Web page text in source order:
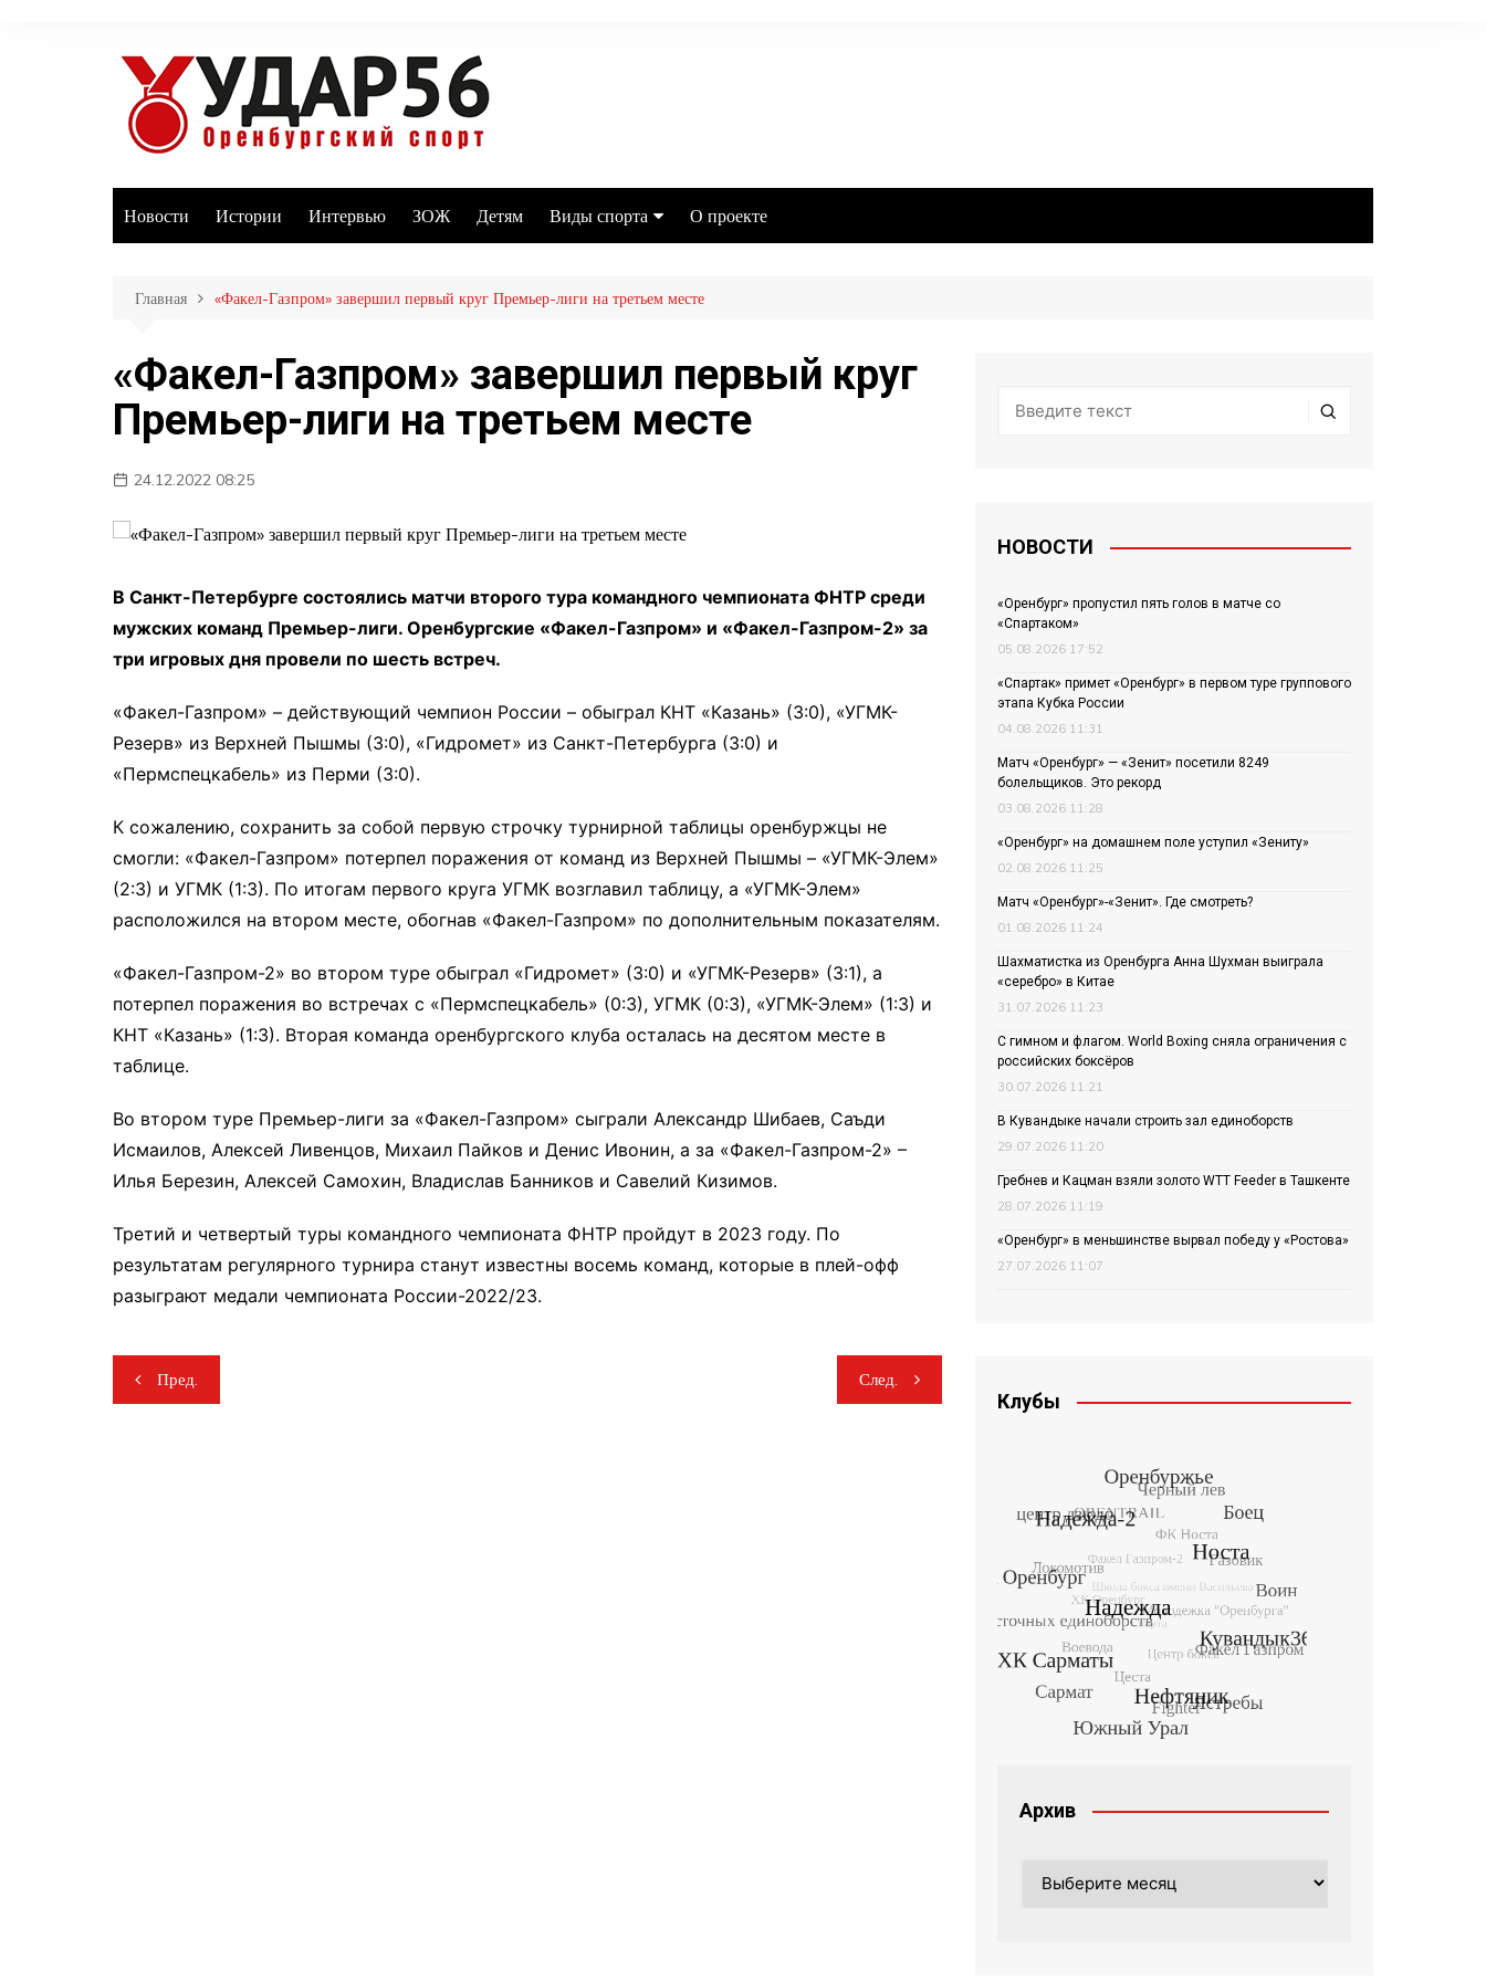
Новости Истории Интервью ЗОЖ Детям Виды спорта
MMA
Баскетбол
Бокс
Бег
Волейбол
Хоккей с мячом
О проекте
Главная «Факел-Газпром» завершил первый круг Премьер-лиги на третьем месте
«Факел-Газпром» завершил первый круг
Премьер-лиги на третьем месте
24.12.2022 08:25
В Санкт-Петербурге состоялись матчи второго тура командного чемпионата ФНТР среди
мужских команд Премьер-лиги. Оренбургские «Факел-Газпром» и «Факел-Газпром-2» за
три игровых дня провели по шесть встреч.
«Факел-Газпром» – действующий чемпион России – обыграл КНТ «Казань» (3:0), «УГМК-
Резерв» из Верхней Пышмы (3:0), «Гидромет» из Санкт-Петербурга (3:0) и
«Пермспецкабель» из Перми (3:0).
К сожалению, сохранить за собой первую строчку турнирной таблицы оренбуржцы не
смогли: «Факел-Газпром» потерпел поражения от команд из Верхней Пышмы – «УГМК-Элем»
(2:3) и УГМК (1:3). По итогам первого круга УГМК возглавил таблицу, а «УГМК-Элем»
расположился на втором месте, обогнав «Факел-Газпром» по дополнительным показателям.
«Факел-Газпром-2» во втором туре обыграл «Гидромет» (3:0) и «УГМК-Резерв» (3:1), а
потерпел поражения во встречах с «Пермспецкабель» (0:3), УГМК (0:3), «УГМК-Элем» (1:3) и
КНТ «Казань» (1:3). Вторая команда оренбургского клуба осталась на десятом месте в
таблице.
Во втором туре Премьер-лиги за «Факел-Газпром» сыграли Александр Шибаев, Саъди
Исмаилов, Алексей Ливенцов, Михаил Пайков и Денис Ивонин, а за «Факел-Газпром-2» –
Илья Березин, Алексей Самохин, Владислав Банников и Савелий Кизимов.
Третий и четвертый туры командного чемпионата ФНТР пройдут в 2023 году. По
результатам регулярного турнира станут известны восемь команд, которые в плей-офф
разыграют медали чемпионата России-2022/23.
Навигация
по
Пред. След.
НОВОСТИ
«Оренбург» пропустил пять голов в матче со
«Спартаком»
05.08.2026 17:52
«Спартак» примет «Оренбург» в первом туре группового
этапа Кубка России
04.08.2026 11:31
Матч «Оренбург» — «Зенит» посетили 8249
болельщиков. Это рекорд
03.08.2026 11:28
«Оренбург» на домашнем поле уступил «Зениту»
02.08.2026 11:25
Матч «Оренбург»-«Зенит». Где смотреть?
01.08.2026 11:24
Шахматистка из Оренбурга Анна Шухман выиграла
«серебро» в Китае
31.07.2026 11:23
С гимном и флагом. World Boxing сняла ограничения с
российских боксёров
30.07.2026 11:21
В Кувандыке начали строить зал единоборств
29.07.2026 11:20
Гребнев и Кацман взяли золото WTT Feeder в Ташкенте
28.07.2026 11:19
«Оренбург» в меньшинстве вырвал победу у «Ростова»
27.07.2026 11:07
Клубы
Архив